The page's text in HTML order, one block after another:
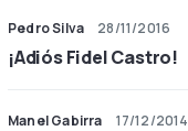
Pedro Silva 28/11/2016
¡Adiós Fidel Castro!
Manel Gabirra 17/12/2014